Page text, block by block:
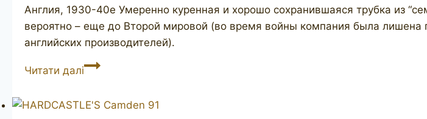
Англия, 1930-40е Умеренно куренная и хорошо сохранившаяся трубка из
вероятно – еще до Второй мировой (во время войны компания была лишена
английских производителей).
Читати даліHARDCASTLE’S